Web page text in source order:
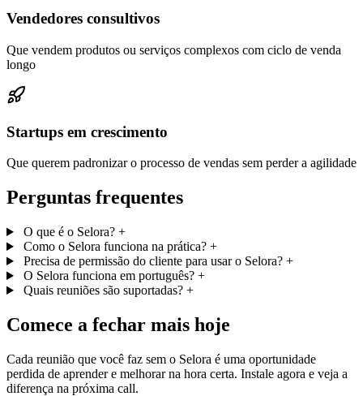
Vendedores consultivos
Que vendem produtos ou serviços complexos com ciclo de venda
longo
Startups em crescimento
Que querem padronizar o processo de vendas sem perder a agilidade
Perguntas frequentes
O que é o Selora? +
Como o Selora funciona na prática? +
Precisa de permissão do cliente para usar o Selora? +
O Selora funciona em português? +
Quais reuniões são suportadas? +
Comece a fechar mais hoje
Cada reunião que você faz sem o Selora é uma oportunidade
perdida de aprender e melhorar na hora certa. Instale agora e veja a
diferença na próxima call.